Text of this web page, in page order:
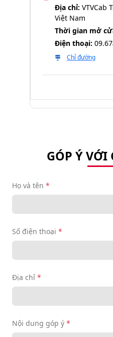
Địa chỉ: VTVCab Truyền Hình Cáp
Việt Nam
Thời gian mở
Điện thoại:
Chỉ đường
GÓP Ý VỚI
Họ và tên *
Số điện thoại *
Địa chỉ *
Nội dung góp ý *